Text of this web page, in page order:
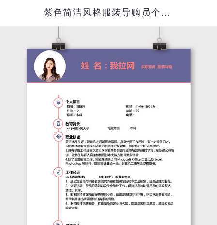
紫色简洁风格服装导购员个人简历模板